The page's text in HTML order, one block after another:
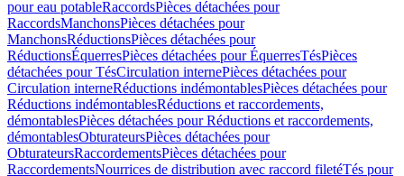
pour eau potableRaccordsPièces détachées pour
RaccordsManchonsPièces détachées pour
ManchonsRéductionsPièces détachées pour
RéductionsÉquerresPièces détachées pour ÉquerresTésPièces
détachées pour TésCirculation internePièces détachées pour
Circulation interneRéductions indémontablesPièces détachées pour
Réductions indémontablesRéductions et raccordements,
démontablesPièces détachées pour Réductions et raccordements,
démontablesObturateursPièces détachées pour
ObturateursRaccordementsPièces détachées pour
RaccordementsNourrices de distribution avec raccord filetéTés pour